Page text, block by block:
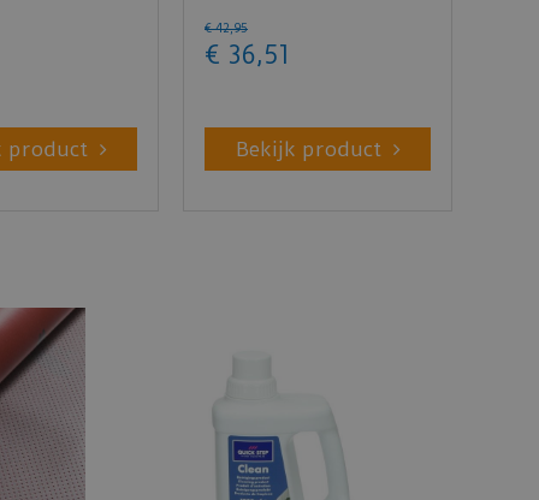
product
€ 42,95
€ 36,51
Bekijk product